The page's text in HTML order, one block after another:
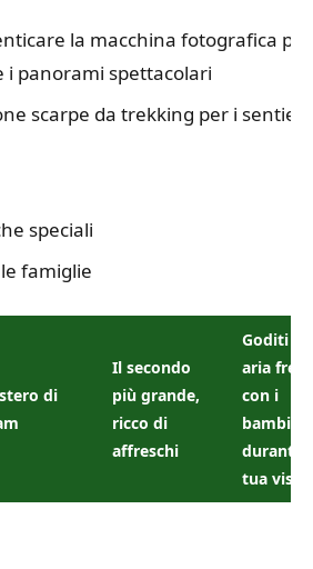
la macchina fotografica per
i panorami spettacolari
scarpe da trekking per i sentieri
speciali
famiglie
di
Il secondo
più grande,
ricco di
affreschi
Goditi
aria
con i
bambini
durante
tua visita